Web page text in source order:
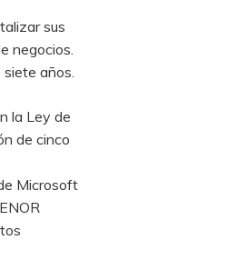
sus
negocios.
años.
la Ley de
de cinco
Microsoft